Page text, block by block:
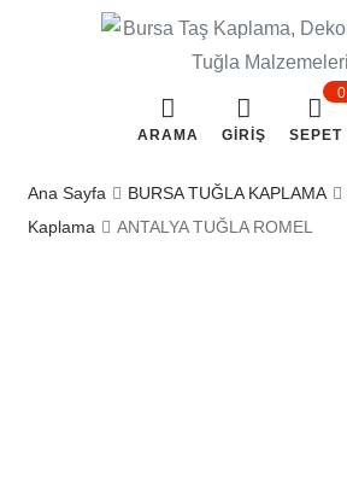
ARAMA GIRIŞ
0
SEPET
Ana Sayfa BURSA TUĞLA KAPLAMA
Kaplama
ANTALYA TUĞLA ROMEL